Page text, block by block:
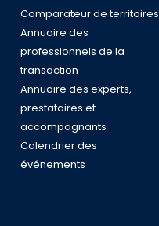
Comparateur de territoires
Annuaire des
professionnels de la
transaction
Annuaire des experts,
prestataires et
accompagnants
Calendrier des
événements